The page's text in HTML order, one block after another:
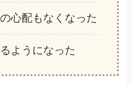
心配もなくなった
ようになった